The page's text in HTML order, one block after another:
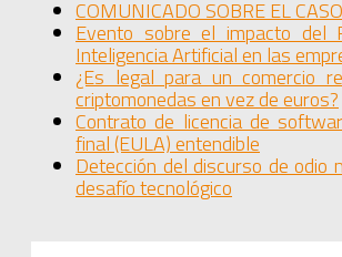
COMUNICADO SOBRE EL
Evento sobre el impacto del
Inteligencia Artificial en las
¿Es legal para un comercio
criptomonedas en vez de euros?
Contrato de licencia de
final (EULA) entendible
Detección del discurso de odio
desafío tecnológico